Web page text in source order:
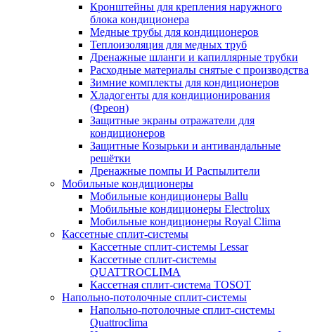
Кронштейны для крепления наружного
блока кондиционера
Медные трубы для кондиционеров
Теплоизоляция для медных труб
Дренажные шланги и капиллярные трубки
Расходные материалы снятые с производства
Зимние комплекты для кондиционеров
Хладогенты для кондиционирования
(Фреон)
Защитные экраны отражатели для
кондиционеров
Защитные Козырьки и антивандальные
решётки
Дренажные помпы И Распылители
Мобильные кондиционеры
Мобильные кондиционеры Ballu
Мобильные кондиционеры Electrolux
Мобильные кондиционеры Royal Clima
Кассетные сплит-системы
Кассетные сплит-системы Lessar
Кассетные сплит-системы
QUATTROCLIMA
Кассетная сплит-система TOSOT
Напольно-потолочные сплит-системы
Напольно-потолочные сплит-системы
Quattroclima